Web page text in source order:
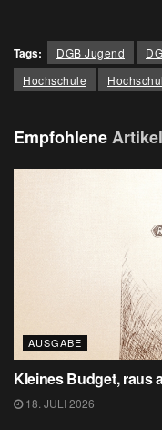
Tags: DGB Jugend
Hochschule
EmpfohleneArtikel
AUSGABE
Kleines Budget, raus
18. JULI 2026